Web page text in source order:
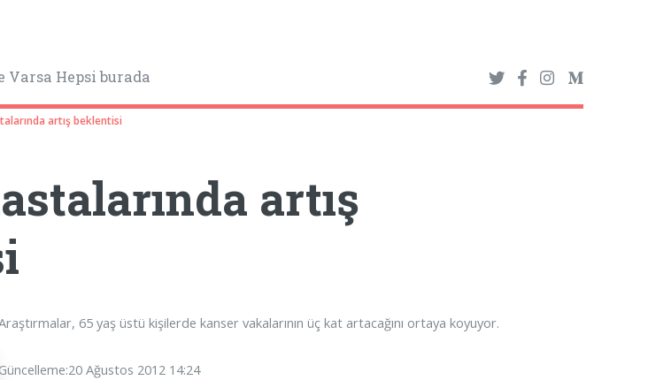
Varsa Hepsi burada
artış beklentisi
artış
65 yaş üstü kişilerde kanser vakalarının üç kat artacağını ortaya koyuyor.
Güncelleme:20 Ağustos 2012 14:24